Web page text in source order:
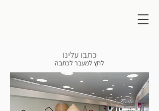
כתבו עלינו
לחץ למעבר לכתבה